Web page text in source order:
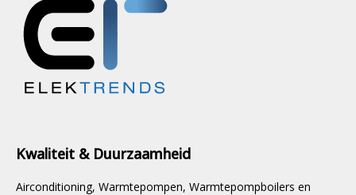
Kwaliteit & Duurzaamheid
Airconditioning, Warmtepompen, Warmtepompboilers en